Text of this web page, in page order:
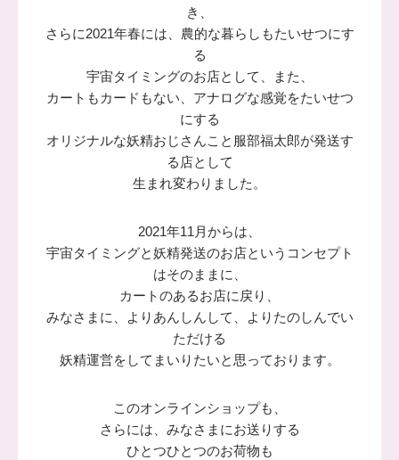
き、
さらに2021年春には、農的な暮らしもたいせつにす
る
宇宙タイミングのお店として、また、
カートもカードもない、アナログな感覚をたいせつ
にする
オリジナルな妖精おじさんこと服部福太郎が発送す
る店として
生まれ変わりました。
2021年11月からは、
宇宙タイミングと妖精発送のお店というコンセプト
はそのままに、
カートのあるお店に戻り、
みなさまに、よりあんしんして、よりたのしんでい
ただける
妖精運営をしてまいりたいと思っております。
このオンラインショップも、
さらには、みなさまにお送りする
ひとつひとつのお荷物も